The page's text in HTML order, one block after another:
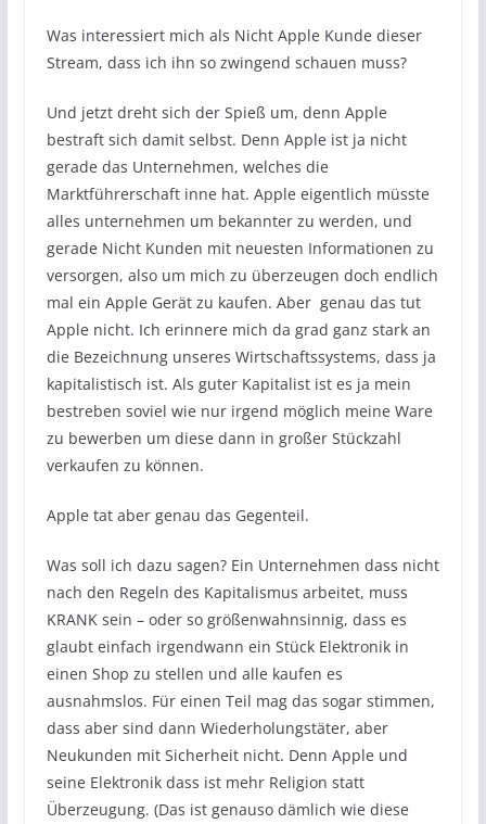
Was interessiert mich als Nicht Apple Kunde dieser
Stream, dass ich ihn so zwingend schauen muss?
Und jetzt dreht sich der Spieß um, denn Apple
bestraft sich damit selbst. Denn Apple ist ja nicht
gerade das Unternehmen, welches die
Marktführerschaft inne hat. Apple eigentlich müsste
alles unternehmen um bekannter zu werden, und
gerade Nicht Kunden mit neuesten Informationen zu
versorgen, also um mich zu überzeugen doch endlich
mal ein Apple Gerät zu kaufen. Aber genau das tut
Apple nicht. Ich erinnere mich da grad ganz stark an
die Bezeichnung unseres Wirtschaftssystems, dass ja
kapitalistisch ist. Als guter Kapitalist ist es ja mein
bestreben soviel wie nur irgend möglich meine Ware
zu bewerben um diese dann in großer Stückzahl
verkaufen zu können.
Apple tat aber genau das Gegenteil.
Was soll ich dazu sagen? Ein Unternehmen dass nicht
nach den Regeln des Kapitalismus arbeitet, muss
KRANK sein – oder so größenwahnsinnig, dass es
glaubt einfach irgendwann ein Stück Elektronik in
einen Shop zu stellen und alle kaufen es
ausnahmslos. Für einen Teil mag das sogar stimmen,
dass aber sind dann Wiederholungstäter, aber
Neukunden mit Sicherheit nicht. Denn Apple und
seine Elektronik dass ist mehr Religion statt
Überzeugung. (Das ist genauso dämlich wie diese